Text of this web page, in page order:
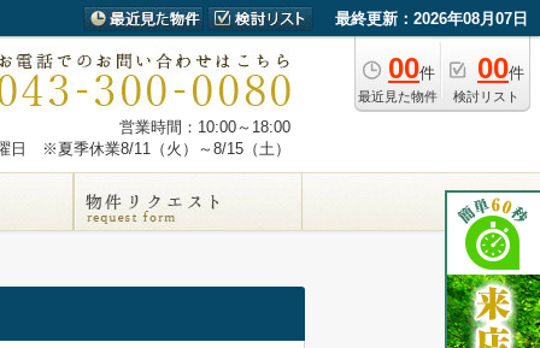
最終更新：2026年08月07日
00件
最近見た物件
00件
検討リスト
営業時間：10:00～18:00
日 ※夏季休業8/11（火）～8/15（土）